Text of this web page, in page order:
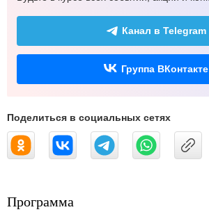
Канал в Telegram
Группа ВКонтакте
Поделиться в социальных сетях
Программа